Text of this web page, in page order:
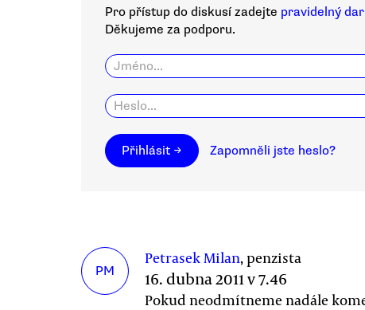
Pro přístup do diskusí zadejte pravidelný
Děkujeme za podporu.
Přihlásit → Zapomněli jste heslo?
PM
Petrasek Milan, penzista
16. dubna 2011 v 7.46
Pokud neodmítneme nadále